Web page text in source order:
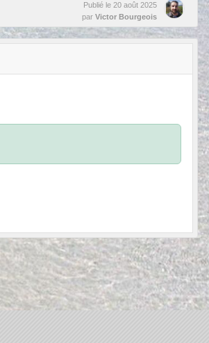
Publié le 20 août 2025
par Victor Bourgeois